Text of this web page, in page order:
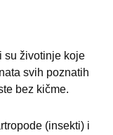
su životinje koje
svih poznatih
bez kičme.
(insekti) i